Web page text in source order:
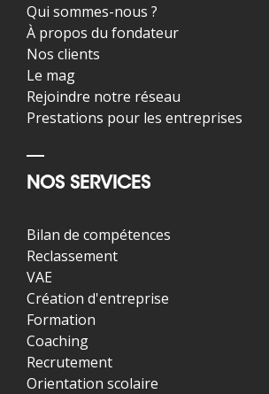
Qui sommes-nous ?
À propos du fondateur
Nos clients
Le mag
Rejoindre notre réseau
Prestations pour les entreprises
NOS SERVICES
Bilan de compétences
Reclassement
VAE
Création d'entreprise
Formation
Coaching
Recrutement
Orientation scolaire